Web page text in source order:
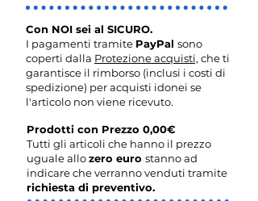
Con NOI sei al SICURO.
I pagamenti tramite PayPal sono
coperti dalla Protezione acquisti, che ti
garantisce il rimborso (inclusi i costi di
spedizione) per acquisti idonei se
l'articolo non viene ricevuto.
Prodotti con Prezzo 0,00€
Tutti gli articoli che hanno il prezzo
uguale allozero euro stanno ad
indicare che verranno venduti tramite
richiesta di preventivo.